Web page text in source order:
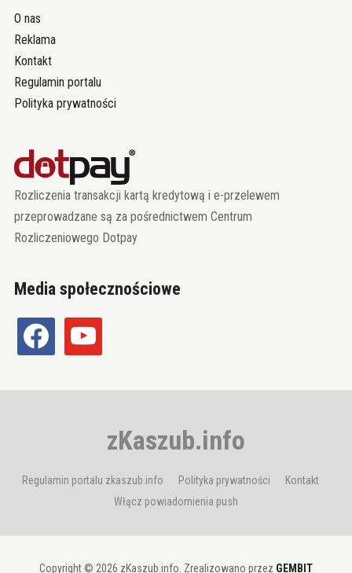
O nas
Reklama
Kontakt
Regulamin portalu
Polityka prywatności
Rozliczenia transakcji kartą kredytową i e-przelewem
przeprowadzane są za pośrednictwem Centrum
Rozliczeniowego Dotpay
Media społecznościowe
facebook youtube
zKaszub.info
Regulamin portalu zkaszub.info Polityka prywatności
Kontakt
Włącz powiadomienia push
Copyright © 2026 zKaszub.info. Zrealizowano przez GEMBIT